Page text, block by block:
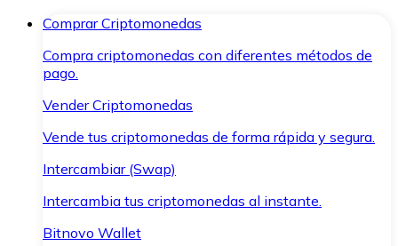
Comprar Criptomonedas
Compra criptomonedas con diferentes métodos de
pago.
Vender Criptomonedas
Vende tus criptomonedas de forma rápida y segura.
Intercambiar (Swap)
Intercambia tus criptomonedas al instante.
Bitnovo Wallet